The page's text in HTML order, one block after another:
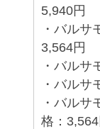
5,940円
・バル
3,564円
・バル
・バル
・バル
格：